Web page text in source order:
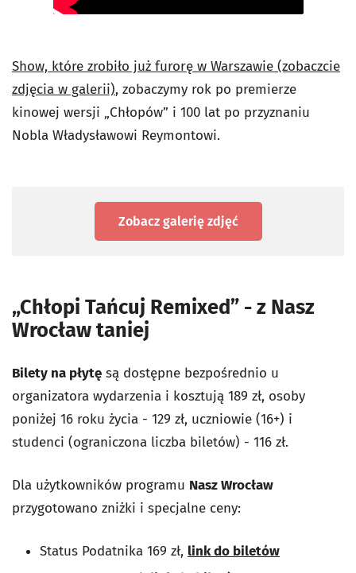
Show, które zrobiło już furorę w Warszawie (zobaczcie
zdjęcia w galerii), zobaczymy rok po premierze
kinowej wersji „Chłopów” i 100 lat po przyznaniu
Nobla Władysławowi Reymontowi.
Zobacz galerię zdjęć
„Chłopi Tańcuj Remixed” - z Nasz
Wrocław taniej
Bilety na płytę są dostępne bezpośrednio u
organizatora wydarzenia i kosztują 189 zł, osoby
poniżej 16 roku życia - 129 zł, uczniowie (16+) i
studenci (ograniczona liczba biletów) - 116 zł.
Dla użytkowników programu Nasz Wrocław
przygotowano zniżki i specjalne ceny:
Status Podatnika 169 zł, link do biletów